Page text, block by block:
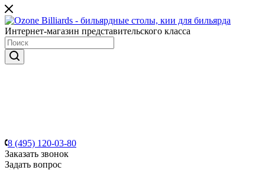
Интернет-магазин представительского класса
8 (495) 120-03-80
Заказать звонок
Задать вопрос